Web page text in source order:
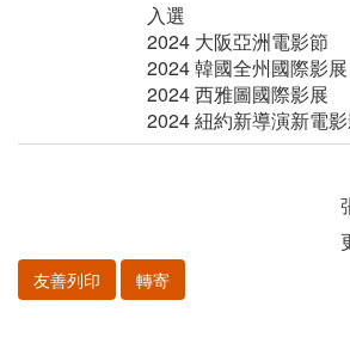
入選
2024 大阪亞洲電影節
2024 韓國全州國際影展
2024 西雅圖國際影展
2024 紐約新導演新電
友善列印 轉寄